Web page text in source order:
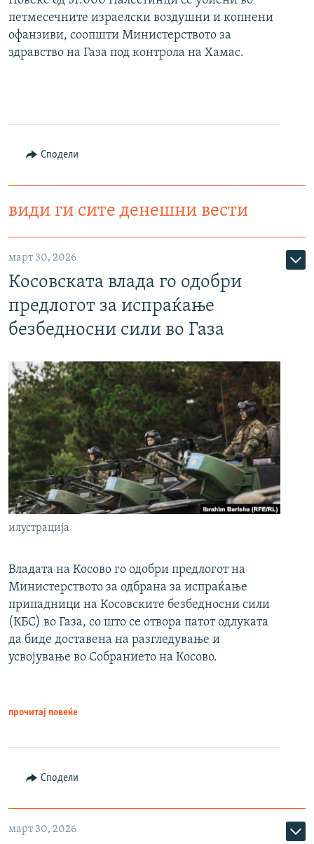
петмесечните израелски воздушни и копнени
офанзиви, соопшти Министерството за
здравство на Газа под контрола на Хамас.
Сподели
види ги сите денешни вести
март 30, 2026
Косовската влада го одобри
предлогот за испраќање
безбедносни сили во Газа
илустрација
Владата на Косово го одобри предлогот на
Министерството за одбрана за испраќање
припадници на Косовските безбедносни сили
(КБС) во Газа, со што се отвора патот одлуката
да биде доставена на разгледување и
усвојување во Собранието на Косово.
прочитај повеќе
Сподели
март 30, 2026